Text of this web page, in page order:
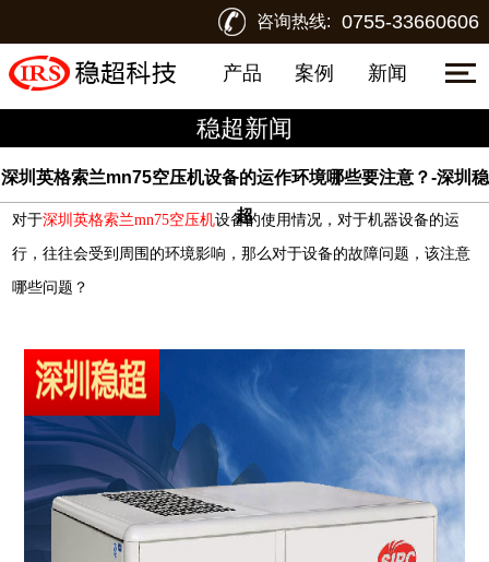
咨询热线: 0755-33660606
产品 案例 新闻
稳超新闻
深圳英格索兰mn75空压机设备的运作环境哪些要注意？-深圳稳
超
对于深圳英格索兰mn75空压机设备的使用情况，对于机器设备的运
行，往往会受到周围的环境影响，那么对于设备的故障问题，该注意
哪些问题？